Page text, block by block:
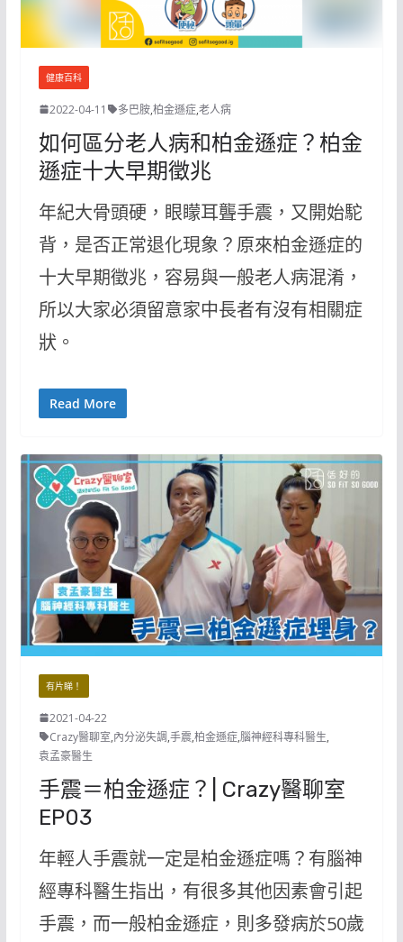
健康百科
2022-04-11 多巴胺,柏金遜症,老人病
如何區分老人病和柏金遜症？柏金
遜症十大早期徵兆
年紀大骨頭硬，眼矇耳聾手震，又開始駝
背，是否正常退化現象？原來柏金遜症的
十大早期徵兆，容易與一般老人病混淆，
所以大家必須留意家中長者有沒有相關症
狀。
Read More
有片睇！
2021-04-22
Crazy醫聊室,內分泌失調,手震,柏金遜症,腦神經科專科醫生,
袁孟豪醫生
手震＝柏金遜症？| Crazy醫聊室
EP03
年輕人手震就一定是柏金遜症嗎？有腦神
經專科醫生指出，有很多其他因素會引起
手震，而一般柏金遜症，則多發病於50歲